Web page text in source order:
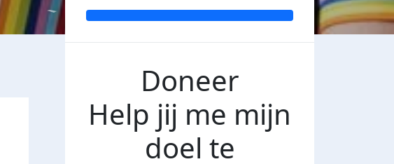
Doneer
Help jij me mijn
doel te